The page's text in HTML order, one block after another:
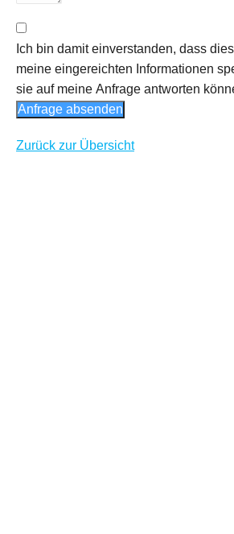
Ich bin damit einverstanden, dass
meine eingereichten Informationen
sie auf meine Anfrage antworten
Anfrage absenden
Zurück zur Übersicht